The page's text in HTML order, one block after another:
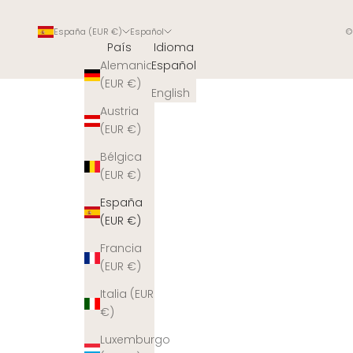
España (EUR €)
País
Alemania
(EUR €)
Austria
(EUR €)
Bélgica
(EUR €)
España
(EUR €)
Francia
(EUR €)
Italia (EUR
€)
Luxemburgo
Español
Idioma
Español
English